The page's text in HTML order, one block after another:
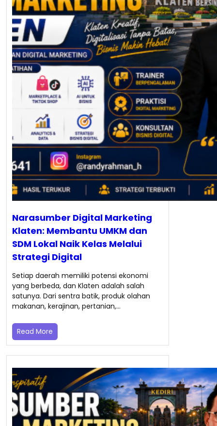
Narasumber Digital Marketing
Klaten: Membantu UMKM dan
SDM Lokal Naik Kelas Melalui
Strategi Digital
Setiap daerah memiliki potensi ekonomi
yang berbeda, dan Klaten adalah salah
satunya. Dari sentra batik, produk olahan
makanan, kerajinan, pertanian,…
Read More